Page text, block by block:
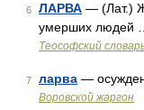
6 ЛАРВА — (Лат.)
умерших людей …
Теософский
7 ларва —
Воровской жаргон